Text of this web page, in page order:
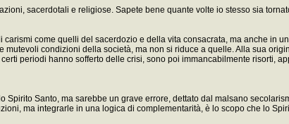
sacerdotali e religiose. Sapete bene quante volte io stesso sia
come quelli del sacerdozio e della vita consacrata, ma anche in
condizioni della società, ma non si riduce a quelle. Alla sua
periodi hanno sofferto delle crisi, sono poi immancabilmente risorti,
Santo, ma sarebbe un grave errore, dettato dal malsano
ma integrarle in una logica di complementarità, è lo scopo che lo